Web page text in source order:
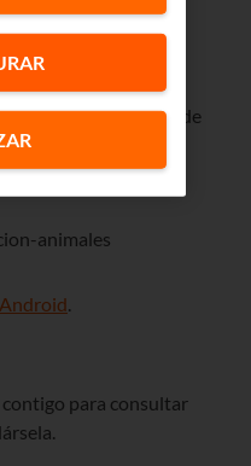
en la amplia base de
datos sobre su
necesita.
Android.
contigo para consultar